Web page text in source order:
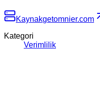
Kaynakgetomnier.com
Kategori
Verimlilik